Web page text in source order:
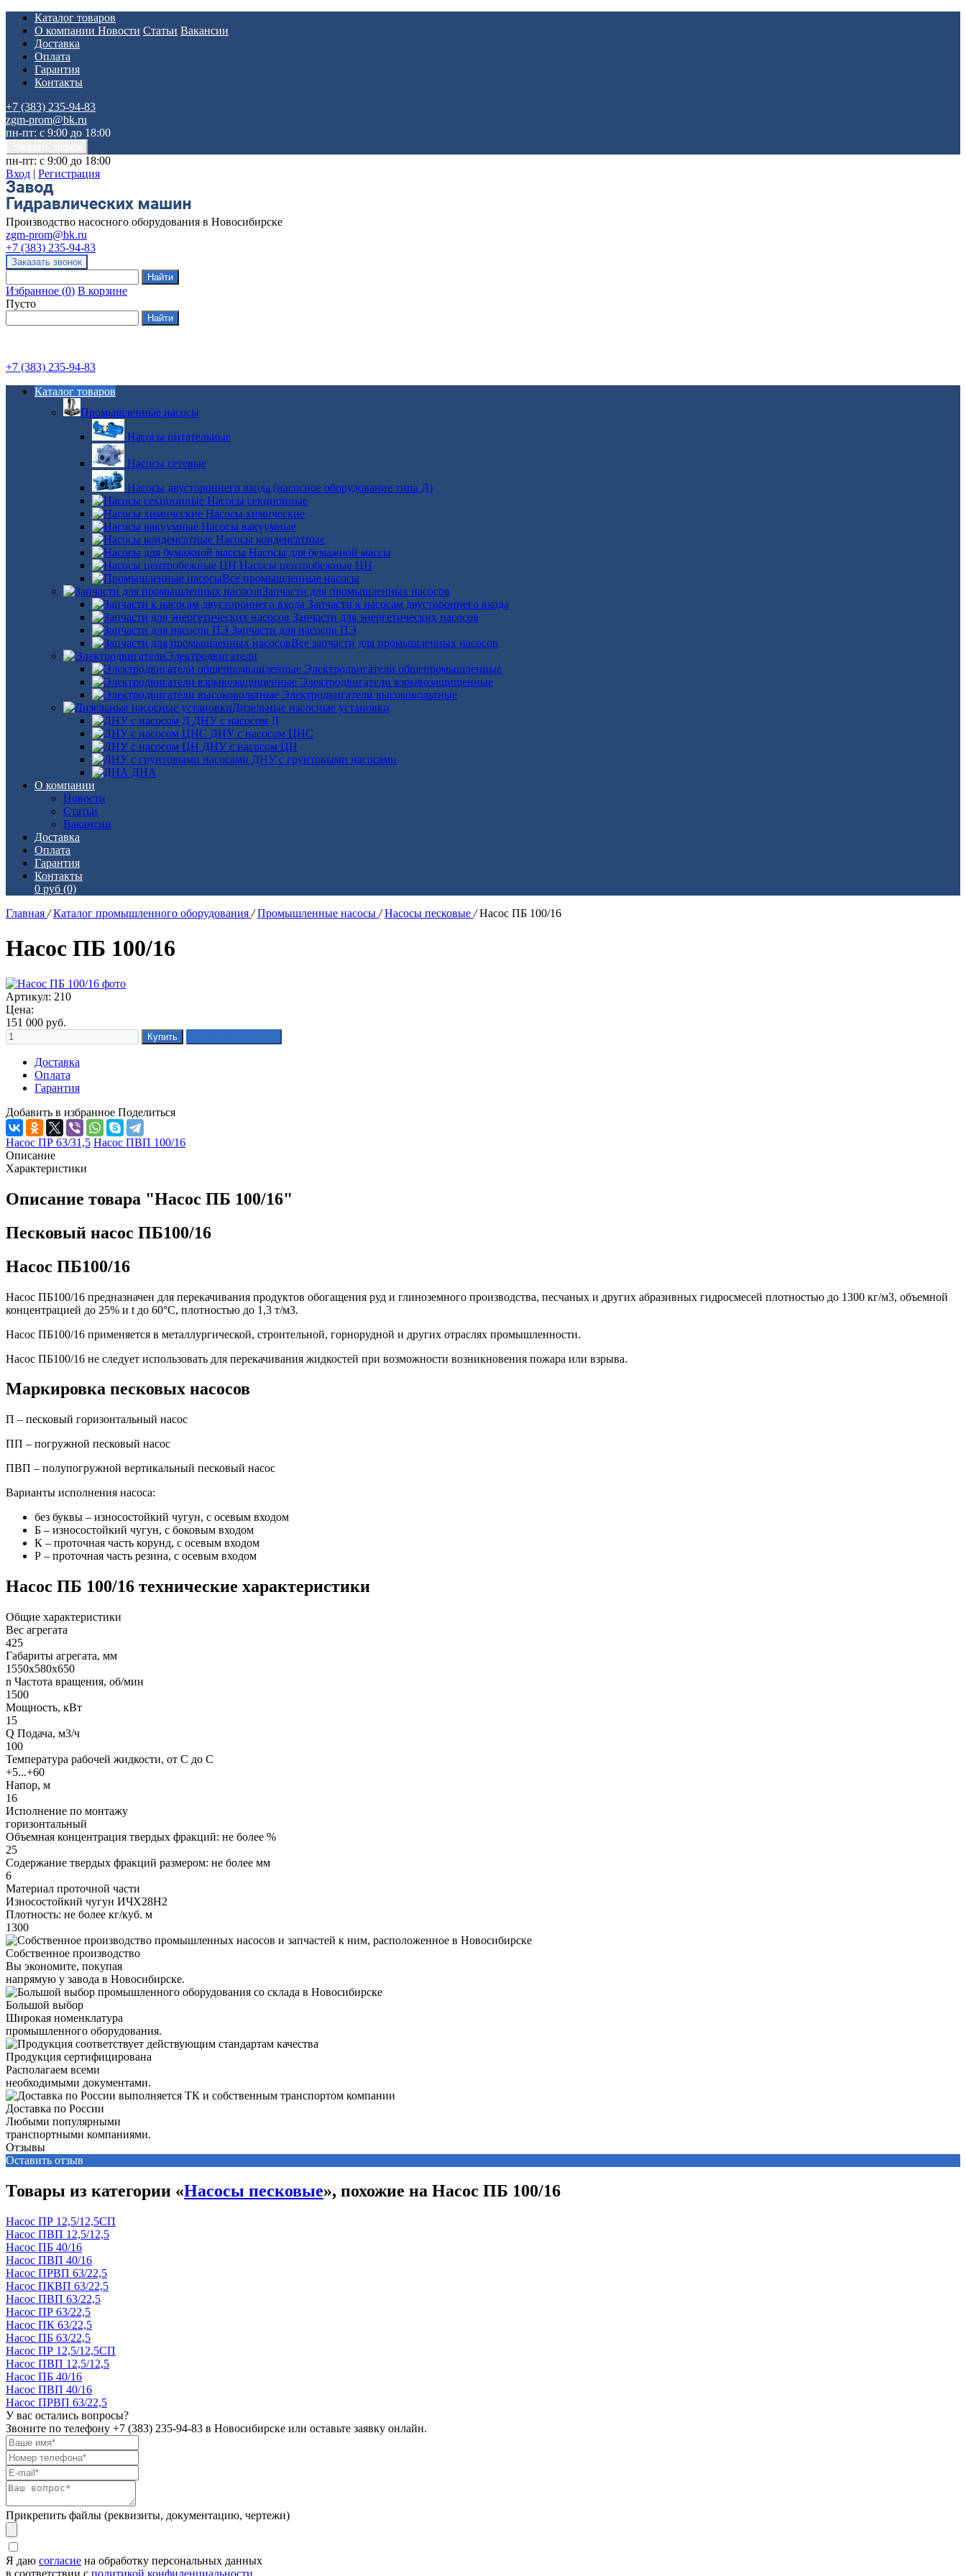
Каталог товаров
О компании Новости Статьи Вакансии
Доставка
Оплата
Гарантия
Контакты
+7 (383) 235-94-83
zgm-prom@bk.ru
пн-пт: с 9:00 до 18:00
пн-пт: с 9:00 до 18:00
Вход | Регистрация
Производство насосного оборудования в Новосибирске
zgm-prom@bk.ru
+7 (383) 235-94-83
Избранное (0) В корзине
Пусто
+7 (383) 235-94-83
Каталог товаров
Промышленные насосы
Насосы питательные
Насосы сетевые
Насосы двустороннего входа (насосное оборудование типа Д)
Насосы секционные
Насосы химические
Насосы вакуумные
Насосы конденсатные
Насосы для бумажной массы
Насосы центробежные ЦН
Все промышленные насосы
Запчасти для промышленных насосов
Запчасти к насосам двустороннего входа
Запчасти для энергетических насосов
Запчасти для насосов ПЭ
Все запчасти для промышленных насосов
Электродвигатели
Электродвигатели общепромышленные
Электродвигатели взрывозащищенные
Электродвигатели высоковольтные
Дизельные насосные установки
ДНУ с насосом Д
ДНУ с насосом ЦНС
ДНУ с насосом ЦН
ДНУ с грунтовыми насосами
ДНА
О компании
Новости
Статьи
Вакансии
Доставка
Оплата
Гарантия
Контакты
0 руб (0)
Главная / Каталог промышленного оборудования / Промышленные насосы / Насосы песковые / Насос ПБ 100/16
Насос ПБ 100/16
Артикул: 210
Цена:
151 000 руб.
Доставка
Оплата
Гарантия
Добавить в избранное Поделиться
Насос ПР 63/31,5 Насос ПВП 100/16
Описание
Характеристики
Описание товара "Насос ПБ 100/16"
Песковый насос ПБ100/16
Насос ПБ100/16
Насос ПБ100/16 предназначен для перекачивания продуктов обогащения руд и глиноземного производства, песчаных и других абразивных гидросмесей плотностью до 1300 кг/м3, объемной
концентрацией до 25% и t до 60°С, плотностью до 1,3 т/м3.
Насос ПБ100/16 применяется в металлургической, строительной, горнорудной и других отраслях промышленности.
Насос ПБ100/16 не следует использовать для перекачивания жидкостей при возможности возникновения пожара или взрыва.
Маркировка песковых насосов
П – песковый горизонтальный насос
ПП – погружной песковый насос
ПВП – полупогружной вертикальный песковый насос
Варианты исполнения насоса:
без буквы – износостойкий чугун, с осевым входом
Б – износостойкий чугун, с боковым входом
К – проточная часть корунд, с осевым входом
Р – проточная часть резина, с осевым входом
Насос ПБ 100/16 технические характеристики
Общие характеристики
Вес агрегата
425
Габариты агрегата, мм
1550х580х650
n Частота вращения, об/мин
1500
Мощность, кВт
15
Q Подача, м3/ч
100
Температура рабочей жидкости, от С до С
+5...+60
Напор, м
16
Исполнение по монтажу
горизонтальный
Объемная концентрация твердых фракций: не более %
25
Содержание твердых фракций размером: не более мм
6
Материал проточной части
Износостойкий чугун ИЧХ28Н2
Плотность: не более кг/куб. м
1300
Собственное производство
Вы экономите, покупая
напрямую у завода в Новосибирске.
Большой выбор
Широкая номенклатура
промышленного оборудования.
Продукция сертифицирована
Располагаем всеми
необходимыми документами.
Доставка по России
Любыми популярными
транспортными компаниями.
Отзывы
Оставить отзыв
Товары из категории «Насосы песковые», похожие на Насос ПБ 100/16
Насос ПР 12,5/12,5СП
Насос ПВП 12,5/12,5
Насос ПБ 40/16
Насос ПВП 40/16
Насос ПРВП 63/22,5
Насос ПКВП 63/22,5
Насос ПВП 63/22,5
Насос ПР 63/22,5
Насос ПК 63/22,5
Насос ПБ 63/22,5
Насос ПР 12,5/12,5СП
Насос ПВП 12,5/12,5
Насос ПБ 40/16
Насос ПВП 40/16
Насос ПРВП 63/22,5
У вас остались вопросы?
Звоните по телефону +7 (383) 235-94-83 в Новосибирске или оставьте заявку онлайн.
Прикрепить файлы (реквизиты, документацию, чертежи)
Я даю согласие на обработку персональных данных
в соответствии с политикой конфиденциальности